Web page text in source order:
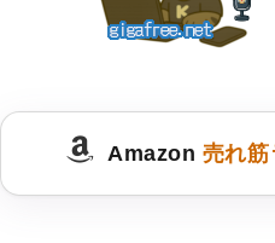
Amazon 売れ筋